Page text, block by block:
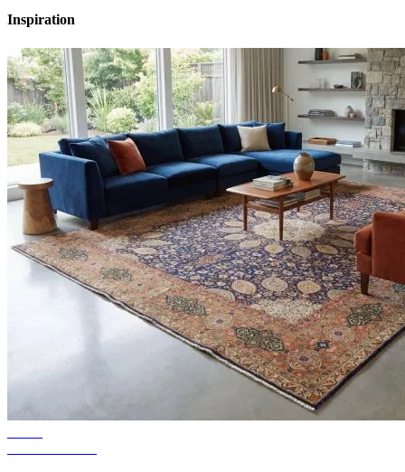
Inspiration